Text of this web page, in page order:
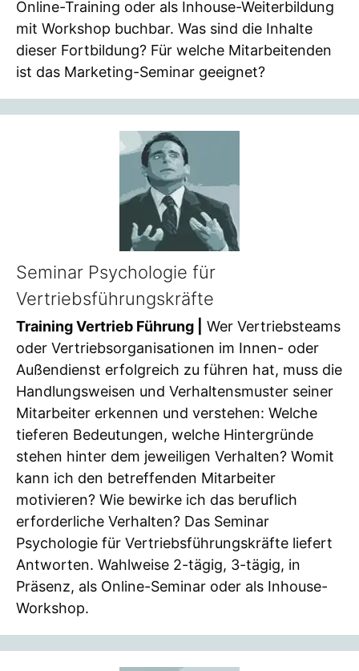
Online-Training oder als Inhouse-Weiterbildung
mit Workshop buchbar. Was sind die Inhalte
dieser Fortbildung? Für welche Mitarbeitenden
ist das Marketing-Seminar geeignet?
Seminar Psychologie für
Vertriebsführungskräfte
Training Vertrieb Führung |
Wer Vertriebsteams
oder Vertriebsorganisationen im Innen- oder
Außendienst erfolgreich zu führen hat, muss die
Handlungsweisen und Verhaltensmuster seiner
Mitarbeiter erkennen und verstehen: Welche
tieferen Bedeutungen, welche Hintergründe
stehen hinter dem jeweiligen Verhalten? Womit
kann ich den betreffenden Mitarbeiter
motivieren? Wie bewirke ich das beruflich
erforderliche Verhalten? Das Seminar
Psychologie für Vertriebsführungskräfte liefert
Antworten. Wahlweise 2-tägig, 3-tägig, in
Präsenz, als Online-Seminar oder als Inhouse-
Workshop.